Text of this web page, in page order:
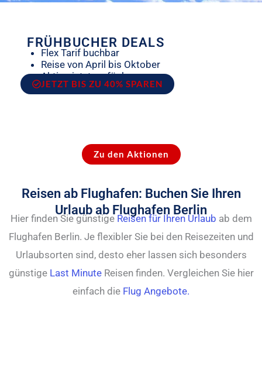
FRÜHBUCHER DEALS
Flex Tarif buchbar
Reise von April bis Oktober
Aktion jetzt verfügbar
JETZT BIS ZU 40% SPAREN
Zu den Aktionen
Reisen ab Flughafen: Buchen Sie Ihren
Urlaub ab Flughafen Berlin
Hier finden Sie günstige Reisen für Ihren Urlaub ab dem
Flughafen Berlin. Je flexibler Sie bei den Reisezeiten und
Urlaubsorten sind, desto eher lassen sich besonders
günstige Last MinuteReisen finden. Vergleichen Sie hier
einfach die Flug Angebote.